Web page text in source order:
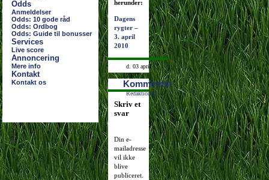
Odds
Anmeldelser
Odds: 10 gode råd
Odds: Ordbog
Odds: Guide til bonusser
Services
Live score
Annoncering
Mere info
Kontakt
Kontakt os
herunder:
Dagens
rygter –
3. april
2010
d. 03 april
2010
12:42:37
Redaktionen
Kommentér
Skriv et
svar
Din e-
mailadresse
vil ikke
blive
publiceret.